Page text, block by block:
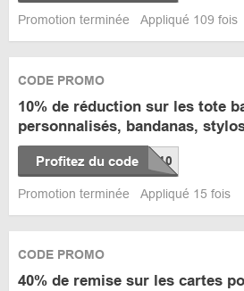
Promotion terminée Appliqué 109 fois
CODE PROMO
10% de réduction sur les tote
personnalisés, bandanas,
Profitez du code
Promotion terminée Appliqué 15 fois
CODE PROMO
40% de remise sur les cartes